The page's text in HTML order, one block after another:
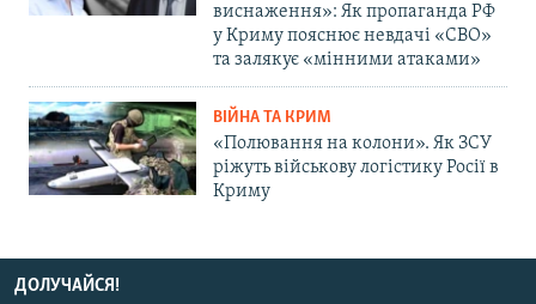
виснаження»: Як пропаганда РФ
у Криму пояснює невдачі «СВО»
та залякує «мінними атаками»
ВІЙНА ТА КРИМ
«Полювання на колони». Як ЗСУ
ріжуть військову логістику Росії в
Криму
ДОЛУЧАЙСЯ!